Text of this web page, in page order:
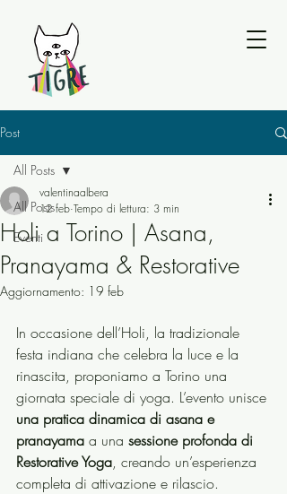
Post
All Posts
Eventi
All Posts
Holi a Torino | Asana,
Pranayama & Restorative
valentinaalbera
12 feb Tempo di lettura: 3 min
Aggiornamento: 19 feb
In occasione dell’Holi, la tradizionale
festa indiana che celebra la luce e la
rinascita, proponiamo a Torino una
giornata speciale di yoga. L’evento unisce
una pratica dinamica di asana e
pranayama a una sessione profonda di
Restorative Yoga, creando un’esperienza
completa di attivazione e rilascio.